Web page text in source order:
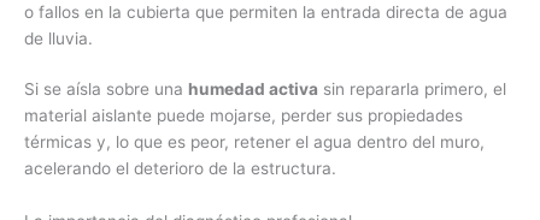
o fallos en la cubierta que permiten la entrada directa de agua
de lluvia.
Si se aísla sobre una humedad activa sin repararla primero, el
material aislante puede mojarse, perder sus propiedades
térmicas y, lo que es peor, retener el agua dentro del muro,
acelerando el deterioro de la estructura.